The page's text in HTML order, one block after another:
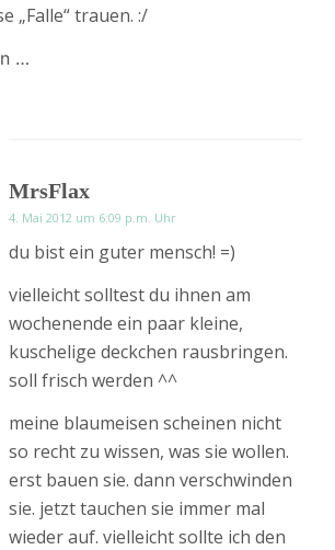
„Falle“ trauen. :/
…
MrsFlax
4. Mai 2012 um 6:09 p.m. Uhr
du bist ein guter mensch! =)
vielleicht solltest du ihnen am
wochenende ein paar kleine,
kuschelige deckchen rausbringen.
soll frisch werden ^^
meine blaumeisen scheinen nicht
so recht zu wissen, was sie wollen.
erst bauen sie. dann verschwinden
sie. jetzt tauchen sie immer mal
wieder auf. vielleicht sollte ich den